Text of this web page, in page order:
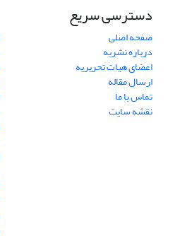
دسترسی سریع
صفحه اصلی
درباره نشریه
اعضای هیات تحریریه
ارسال مقاله
تماس با ما
نقشه سایت